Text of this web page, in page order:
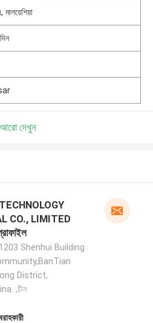
মালয়েশিয়া
আরো দেখুন
CO., LIMITED
Shenhui Building
District,
,চীন